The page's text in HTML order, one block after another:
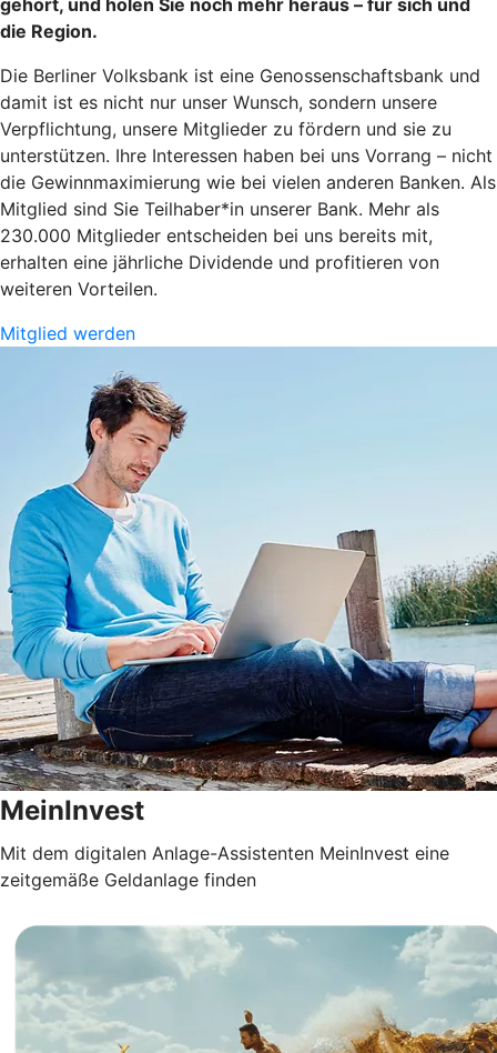
die Region.
Die Berliner Volksbank ist eine Genossenschaftsbank und
damit ist es nicht nur unser Wunsch, sondern unsere
Verpflichtung, unsere Mitglieder zu fördern und sie zu
unterstützen. Ihre Interessen haben bei uns Vorrang – nicht
die Gewinnmaximierung wie bei vielen anderen Banken. Als
Mitglied sind Sie Teilhaber*in unserer Bank. Mehr als
230.000 Mitglieder entscheiden bei uns bereits mit,
erhalten eine jährliche Dividende und profitieren von
weiteren Vorteilen.
Mitglied werden
MeinInvest
Mit dem digitalen Anlage-Assistenten MeinInvest eine
zeitgemäße Geldanlage finden